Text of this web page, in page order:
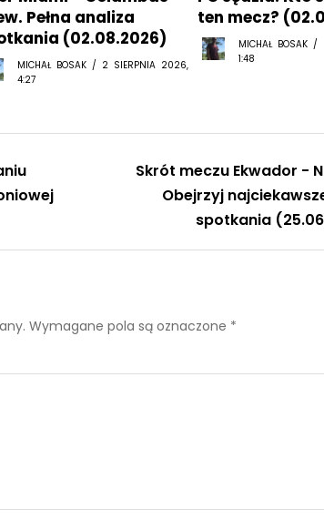
Pełna analiza
(02.08.2026)
MICHAŁ BOSAK / 2 SIERPNIA 2026,
4:27
ten mecz?
MICHAŁ BOSAK
1:48
Skrót meczu Ekwador -
Obejrzyj
spotkania
Wymagane pola są oznaczone *